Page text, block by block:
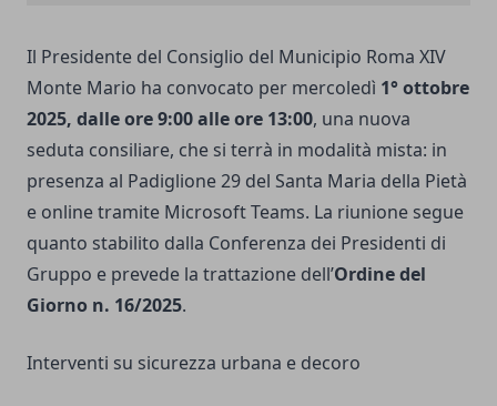
Il Presidente del Consiglio del Municipio Roma XIV
Monte Mario ha convocato per mercoledì 1° ottobre
2025, dalle ore 9:00 alle ore 13:00, una nuova
seduta consiliare, che si terrà in modalità mista: in
presenza al Padiglione 29 del Santa Maria della Pietà
e online tramite Microsoft Teams. La riunione segue
quanto stabilito dalla Conferenza dei Presidenti di
Gruppo e prevede la trattazione dell’Ordine del
Giorno n. 16/2025.
Interventi su sicurezza urbana e decoro